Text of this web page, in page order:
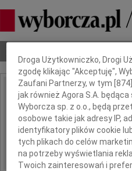
IMIĘ I NAZWISKO:
REGION: Białystok
DATA EMISJI: 27.05.2022
Dbamy o Twoją prywatność
Droga Użytkowniczko, Drogi
zgodę klikając "Akceptuję",
Zaufani Partnerzy, w tym [874
jak również Agora S.A. będąca
Wyborcza sp. z o.o., będą
osobowe takie jak adresy IP,
identyfikatory plików cookie
tych plikach do celów
na potrzeby wyświetlania
Twoich zainteresowań i